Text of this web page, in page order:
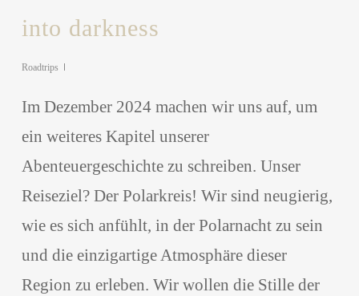
into darkness
Roadtrips
Im Dezember 2024 machen wir uns auf, um
ein weiteres Kapitel unserer
Abenteuergeschichte zu schreiben. Unser
Reiseziel? Der Polarkreis! Wir sind neugierig,
wie es sich anfühlt, in der Polarnacht zu sein
und die einzigartige Atmosphäre dieser
Region zu erleben. Wir wollen die Stille der